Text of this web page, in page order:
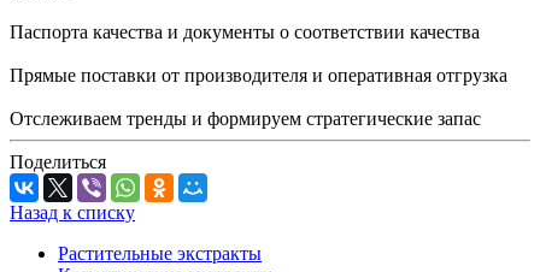
Паспорта качества и документы о соответствии качества
Прямые поставки от производителя и оперативная отгрузка
Отслеживаем тренды и формируем стратегические запас
Поделиться
Назад к списку
Растительные экстракты